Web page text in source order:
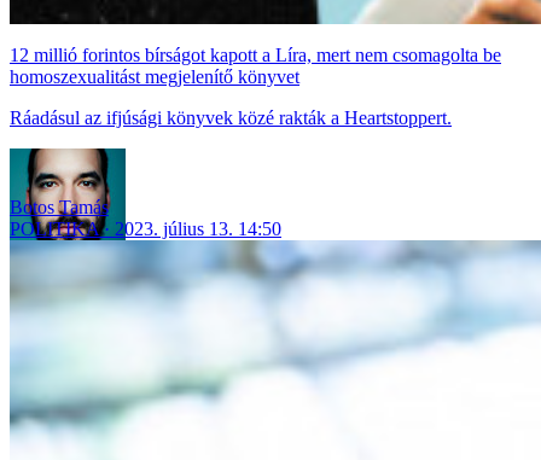
12 millió forintos bírságot kapott a Líra, mert nem csomagolta be
homoszexualitást megjelenítő könyvet
Ráadásul az ifjúsági könyvek közé rakták a Heartstoppert.
Botos Tamás
POLITIKA
2023. július 13. 14:50